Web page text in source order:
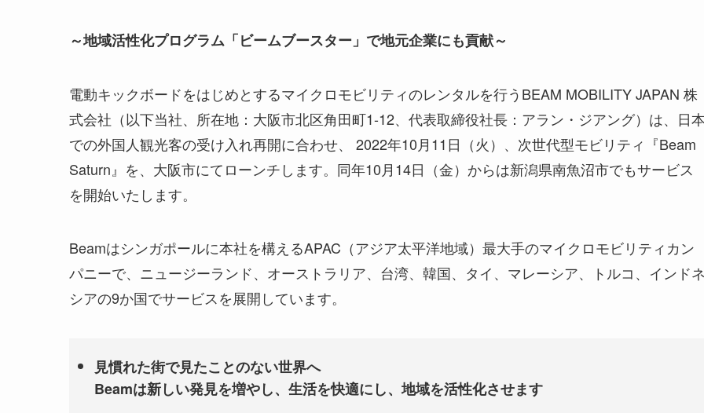
～地域活性化プログラム「ビームブースター」で地元企業にも貢献～
電動キックボードをはじめとするマイクロモビリティのレンタルを行うBEAM MOBILITY JAPAN 株
式会社（以下当社、所在地：大阪市北区角田町1-12、代表取締役社長：アラン・ジアング）は、日
での外国人観光客の受け入れ再開に合わせ、 2022年10月11日（火）、次世代型モビリティ『Beam
Saturn』を、大阪市にてローンチします。同年10月14日（金）からは新潟県南魚沼市でもサービス
を開始いたします。
Beamはシンガポールに本社を構えるAPAC（アジア太平洋地域）最大手のマイクロモビリティカン
パニーで、ニュージーランド、オーストラリア、台湾、韓国、タイ、マレーシア、トルコ、インド
シアの9か国でサービスを展開しています。
見慣れた街で見たことのない世界へ
Beamは新しい発見を増やし、生活を快適にし、地域を活性化させます